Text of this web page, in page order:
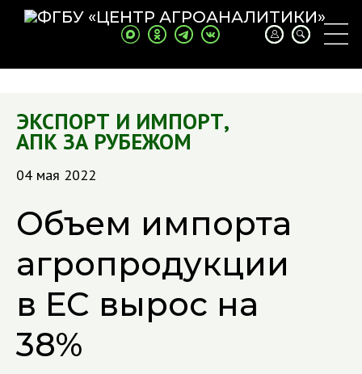
ЭКСПОРТ И ИМПОРТ,
АПК ЗА РУБЕЖОМ
04 мая 2022
Объем импорта
агропродукции
в ЕС вырос на
38%